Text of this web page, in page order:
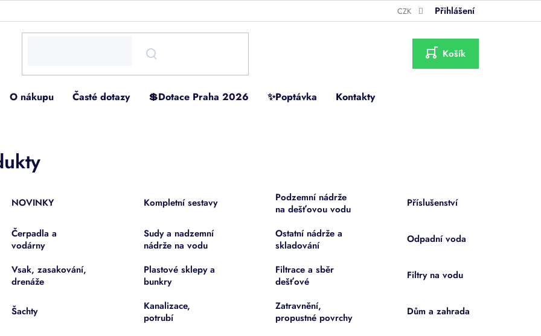
CZK Přihlášení
NÁKUPNÍ
KOŠÍK
O nákupu Časté dotazy 💲Dotace Praha 2026 ✨Poptávka Kontakty
NOVINKY Kompletní sestavy
Podzemní nádrže
na dešťovou vodu
Příslušenství
Čerpadla a
vodárny
Sudy a nadzemní
nádrže na vodu
Ostatní nádrže a
skladování
Odpadní voda
Vsak, zasakování,
drenáže
Plastové sklepy a
bunkry
Filtrace a sběr
dešťové
Filtry na vodu
Šachty
Kanalizace,
potrubí
Zatravnění,
propustné povrchy
Dům a zahrada